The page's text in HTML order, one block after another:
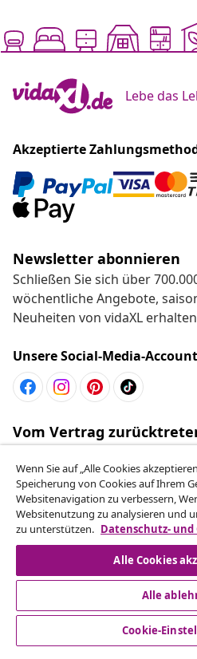
Lebe das
Akzeptierte
Newsletter abonnieren
Schließen Sie sich über
wöchentliche Angebote,
Neuheiten von vidaXL
Unsere Social-Media-
Vom Vertrag
ein.
Vom Vertrag
Kundenservice
Wenn Sie auf „Alle Cookies
Speicherung von Cookies auf Ihrem
Websitenavigation zu verbessern,
Websitenutzung zu analysieren und
zu unterstützen. Datenschutz-
Alle Cookies
Alle
Cookie-